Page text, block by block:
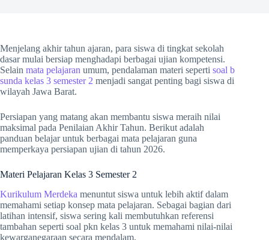
Menjelang akhir tahun ajaran, para siswa di tingkat sekolah
dasar mulai bersiap menghadapi berbagai ujian kompetensi.
Selain mata pelajaran umum, pendalaman materi seperti soal b
sunda kelas 3 semester 2 menjadi sangat penting bagi siswa di
wilayah Jawa Barat.
Persiapan yang matang akan membantu siswa meraih nilai
maksimal pada Penilaian Akhir Tahun. Berikut adalah
panduan belajar untuk berbagai mata pelajaran guna
memperkaya persiapan ujian di tahun 2026.
Materi Pelajaran Kelas 3 Semester 2
Kurikulum Merdeka menuntut siswa untuk lebih aktif dalam
memahami setiap konsep mata pelajaran. Sebagai bagian dari
latihan intensif, siswa sering kali membutuhkan referensi
tambahan seperti soal pkn kelas 3 untuk memahami nilai-nilai
kewarganegaraan secara mendalam.